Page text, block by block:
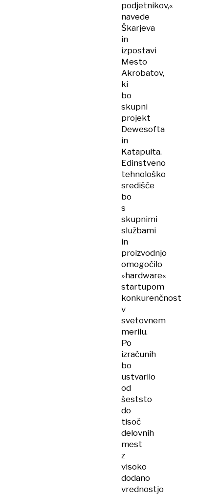
podjetnikov,«
navede
Škarjeva
in
izpostavi
Mesto
Akrobatov,
ki
bo
skupni
projekt
Dewesofta
in
Katapulta.
Edinstveno
tehnološko
središče
bo
s
skupnimi
službami
in
proizvodnjo
omogočilo
»hardware«
startupom
konkurenčnost
v
svetovnem
merilu.
Po
izračunih
bo
ustvarilo
od
šeststo
do
tisoč
delovnih
mest
z
visoko
dodano
vrednostjo